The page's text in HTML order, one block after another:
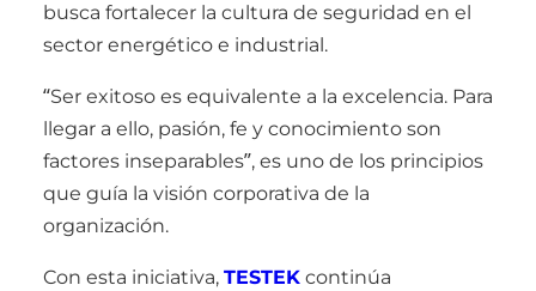
busca fortalecer la cultura de seguridad en el
sector energético e industrial.
“Ser exitoso es equivalente a la excelencia. Para
llegar a ello, pasión, fe y conocimiento son
factores inseparables”, es uno de los principios
que guía la visión corporativa de la
organización.
Con esta iniciativa, TESTEK continúa